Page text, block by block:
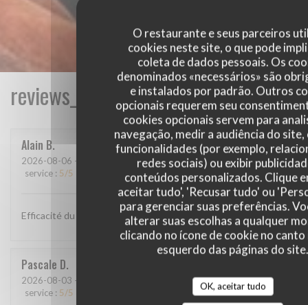
O restaurante e seus parceiros
cookies neste site, o que pode
coleta de dados pessoais. Os
denominados «necessários» são
e instalados por padrão. Outros
opcionais requerem seu
cookies opcionais servem para
navegação, medir a audiência do
funcionalidades (por exemplo,
redes sociais) ou exibir
conteúdos personalizados. Clique
aceitar tudo', 'Recusar tudo' ou
para gerenciar suas preferências.
alterar suas escolhas a qualquer
clicando no ícone de cookie no
esquerdo das páginas do site.
OK, aceitar tudo
Alain B
2026-08-06 - 12:00 - guests 2
service : 5/5 4/5 menu: 4 /5 quality_price: 4 /5
Efficacité du personnel, plats goûteux
Pascale D
2026-08-03 - 12:30 - guests 9
service : 5/5 quality_price:5/5